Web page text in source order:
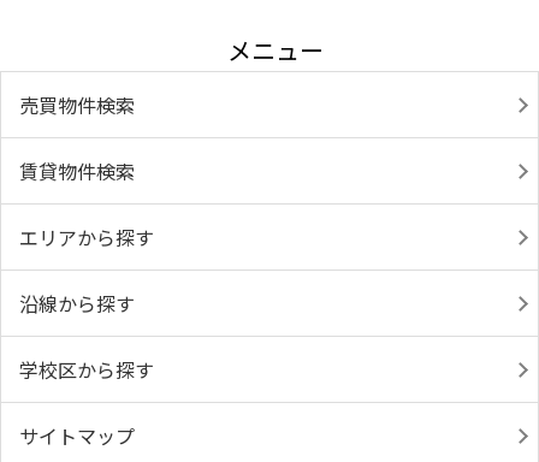
メニュー
売買物件検索
賃貸物件検索
エリアから探す
沿線から探す
学校区から探す
サイトマップ